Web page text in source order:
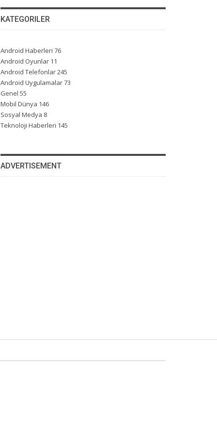
KATEGORILER
Android Haberleri 76
Android Oyunlar 11
Android Telefonlar245
Android Uygulamalar73
Genel 55
Mobil Dünya 146
Sosyal Medya 8
Teknoloji Haberleri 145
ADVERTISEMENT